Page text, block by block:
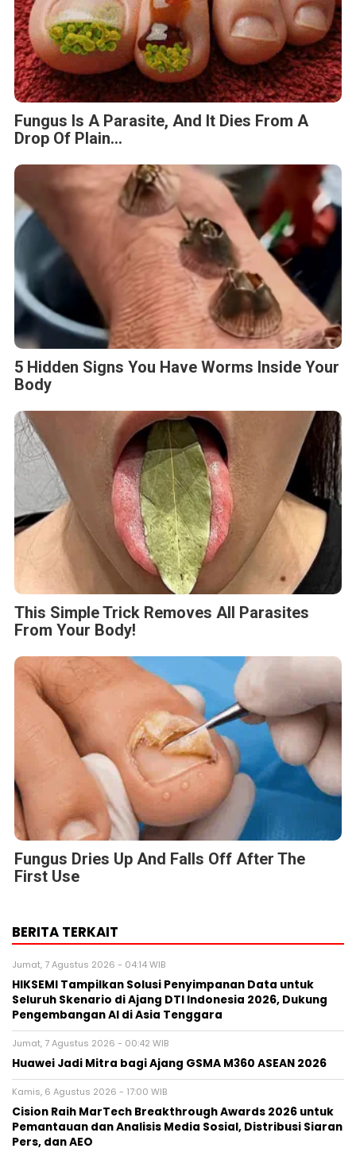
Fungus Is A Parasite, And It Dies From A
Drop Of Plain...
5 Hidden Signs You Have Worms Inside Your
Body
This Simple Trick Removes All Parasites
From Your Body!
Fungus Dries Up And Falls Off After The
First Use
BERITA TERKAIT
Jumat, 7 Agustus 2026 - 04:14 WIB
HIKSEMI Tampilkan Solusi Penyimpanan Data untuk
Seluruh Skenario di Ajang DTI Indonesia 2026, Dukung
Pengembangan AI di Asia Tenggara
Jumat, 7 Agustus 2026 - 00:42 WIB
Huawei Jadi Mitra bagi Ajang GSMA M360 ASEAN 2026
Kamis, 6 Agustus 2026 - 17:00 WIB
Cision Raih MarTech Breakthrough Awards 2026 untuk
Pemantauan dan Analisis Media Sosial, Distribusi Siaran
Pers, dan AEO